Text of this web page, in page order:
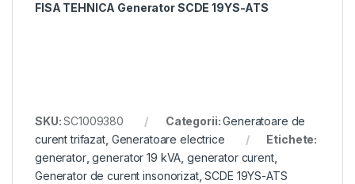
FISA TEHNICA Generator SCDE 19YS-ATS
SKU:SC1009380 Categorii:Generatoare de
curent trifazat, Generatoare electrice
Etichete:
generator,generator 19 kVA generator curent,
Generator de curent insonorizat,SCDE 19YS-ATS